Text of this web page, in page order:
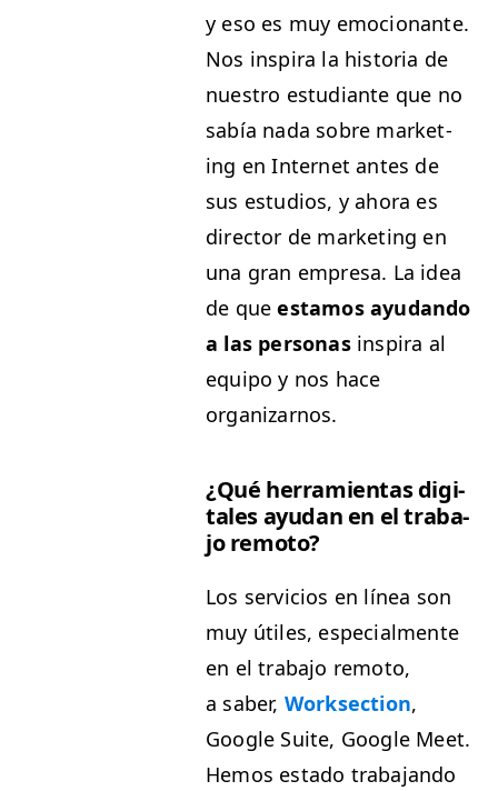
y eso es muy emo­cio­nante.
Nos inspi­ra la his­to­ria de
nue­stro estu­di­ante que no
sabía nada sobre mar­ket­
ing en Inter­net antes de
sus estu­dios, y aho­ra es
direc­tor de mar­ket­ing en
una gran empre­sa. La idea
de queesta­mos ayu­dan­do
a las per­sonasinspi­ra al
equipo y nos hace
organizarnos.
¿Qué her­ramien­tas dig­i­
tales ayu­dan en el tra­ba­
jo remoto?
Los ser­vi­cios en línea son
muy útiles, espe­cial­mente
en el tra­ba­jo remo­to,
a saber, Work­sec­tion,
Google Suite, Google Meet.
Hemos esta­do tra­ba­jan­do